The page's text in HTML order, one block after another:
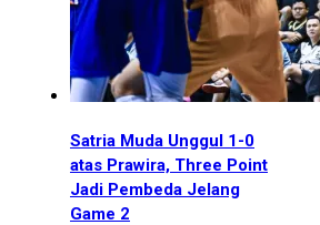
Satria Muda Unggul 1-0
atas Prawira, Three Point
Jadi Pembeda Jelang
Game 2